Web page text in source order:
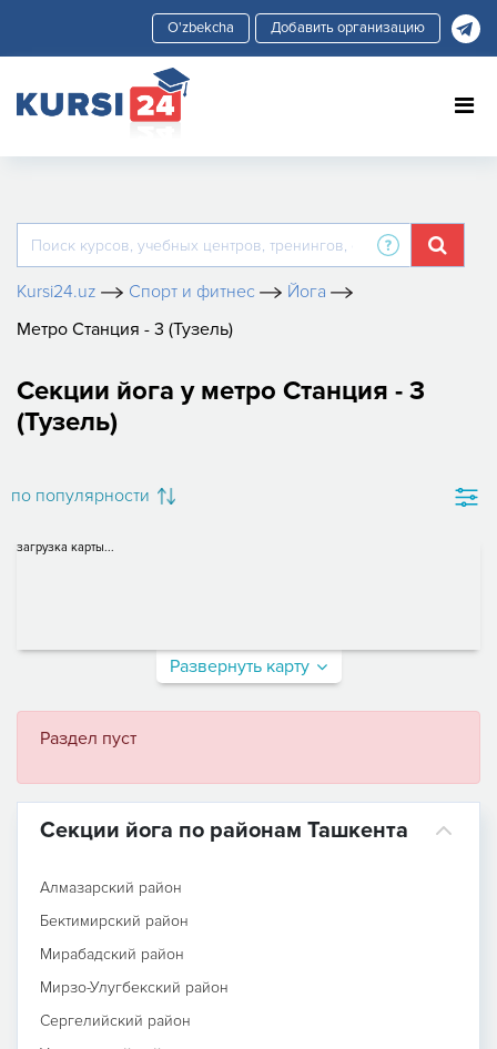
Добавить организацию
Kursi24.uz Спорт и фитнес
Йога
Метро Станция - 3 (Тузель)
Секции йога у метро Станция - 3
(Тузель)
по популярности
загрузка карты...
Развернуть карту
Раздел пуст
Секции йога по районам Ташкента
Алмазарский район
Бектимирский район
Мирабадский район
Мирзо-Улугбекский район
Сергелийский район